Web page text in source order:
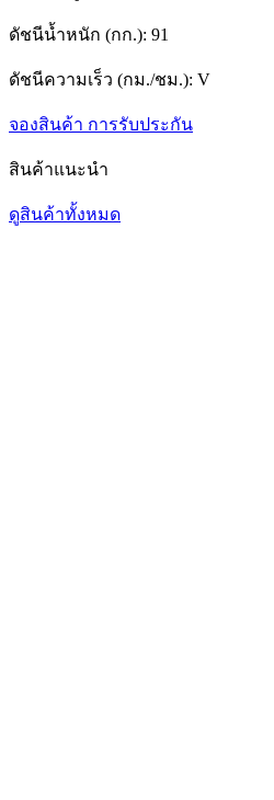
ดัชนีน้ำหนัก (กก.): 91
ดัชนีความเร็ว (กม./ชม.): V
จองสินค้า การรับประกัน
สินค้าแนะนำ
ดูสินค้าทั้งหมด